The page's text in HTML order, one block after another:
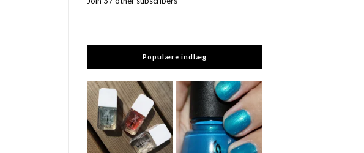
Populære indlæg